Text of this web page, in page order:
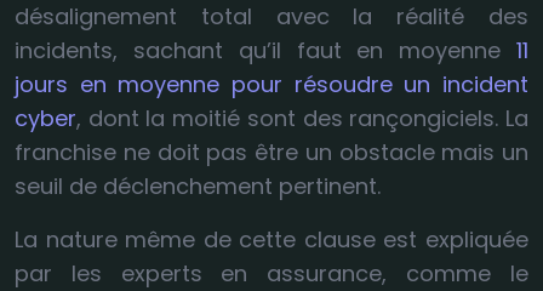
désalignement total avec la réalité des
incidents, sachant qu’il faut en moyenne 11
jours en moyenne pour résoudre un incident
cyber, dont la moitié sont des rançongiciels. La
franchise ne doit pas être un obstacle mais un
seuil de déclenchement pertinent.
La nature même de cette clause est expliquée
par les experts en assurance, comme le